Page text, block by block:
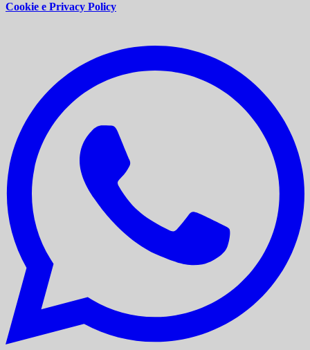
Cookie e Privacy Policy